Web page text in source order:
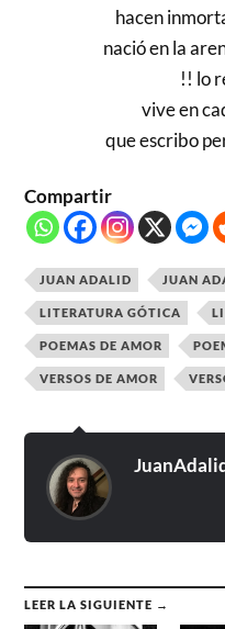
hacen
nació en la
!! lo
vive en
que escribo
Compartir
JUAN ADALID JUAN
LITERATURA GÓTICA
POEMAS DE AMOR
VERSOS DE AMOR
LEER LA SIGUIENTE →